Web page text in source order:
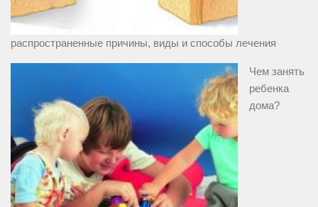
распространенные причины, виды и способы лечения
Чем занять
ребенка
дома?